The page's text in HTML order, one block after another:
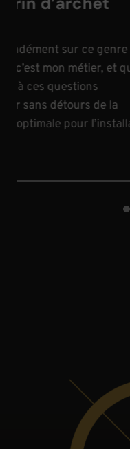
sur ce genre de
mon métier, et que je
questions
détours de la
pour l’installation